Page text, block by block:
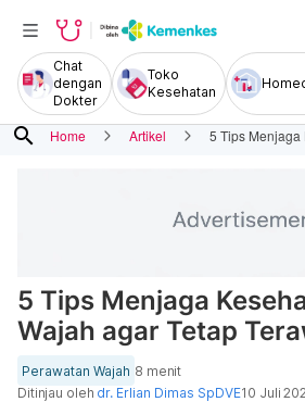
Chat
dengan
Dokter
Toko
Kesehatan
search Home Artikel 5 Tips Menjaga
5 Tips Menjaga
Wajah agar Tetap
Perawatan Wajah 8 menit
Ditinjau oleh dr. Erlian Dimas SpDVE10 Juli